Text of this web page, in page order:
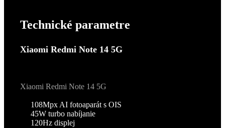
Technické parametre
Xiaomi Redmi Note 14 5G
Xiaomi Redmi Note 14 5G
108Mpx AI fotoaparát s OIS
45W turbo nabíjanie
120Hz displej